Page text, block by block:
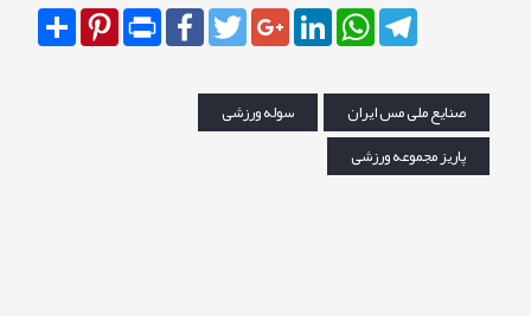
SharePinterest Print
FacebookTwitterGoogle+LinkedInWhatsAppTelegram
صنایع ملی مس ایران
سوله ورزشی
پاریز مجموعه ورزشی